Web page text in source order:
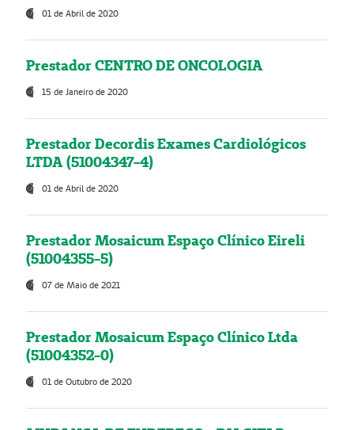
01 de Abril de 2020
Prestador CENTRO DE ONCOLOGIA
15 de Janeiro de 2020
Prestador Decordis Exames Cardiológicos
LTDA (51004347-4)
01 de Abril de 2020
Prestador Mosaicum Espaço Clínico Eireli
(51004355-5)
07 de Maio de 2021
Prestador Mosaicum Espaço Clínico Ltda
(51004352-0)
01 de Outubro de 2020